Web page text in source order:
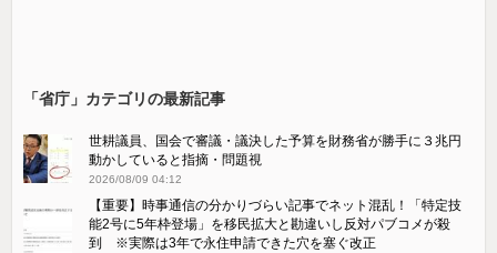
「省庁」カテゴリの最新記事
世耕議員、国会で審議・議決した予算を財務省が勝手に３兆円
動かしていると指摘・問題視
2026/08/09 04:12
【重要】時事通信の分かりづらい記事でネット混乱！「特定技
能2号に5年枠登場」を移民拡大と勘違いし反対パブコメが殺
到 ※実際は3年で永住申請できた穴を塞ぐ改正